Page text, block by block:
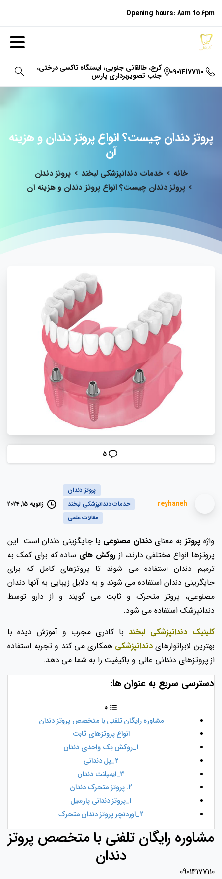
Opening hours: 8am to 6pm
09014177110 کرج، طالقانی جنوبی، ایستگاه تاکسی درختی،
جنب تصویربرداری پارس جستجو
پروتز دندان چیست؟ انواع پروتز دندان و هزینه
آن
خانه خدمات دندانپزشکی لبخند
پروتز دندان
پروتز دندان چیست؟ انواع پروتز دندان و هزینه آن
5
reyhaneh
پروتز دندان
خدمات دندانپزشکی لبخند
مقالات علمی
ژانویه 15, 2024
واژه پروتز به معنای دندان مصنوعی یا جایگزینی دندان است. این
پروتزها انواع مختلفی دارند، از روکش های ساده که برای کمک به
ترمیم دندان استفاده می شوند تا پروتزهای کامل که برای
جایگزینی دندان استفاده می شوند و به دلایل زیبایی به آنها دندان
مصنوعی، پروتز متحرک و ثابت می گویند و از دارو توسط
دندانپزشک استفاده می شود.
کلینیک دندانپزشکی لبخند با کادری مجرب و آموزش دیده با
بهترین لابراتوارهای دندانپزشکی همکاری می کند و تجربه استفاده
از پروتزهای دندانی عالی و باکیفیت را به شما می دهد.
دسترسی سریع به عنوان ها:
مشاوره رایگان تلفنی با متخصص پروتز دندان
انواع پروتزهای ثابت
1_روکش یک واحدی دندان
2_پل دندانی
3_ایمپلنت دندان
2. پروتز متحرک دندان
1_پروتز دندانی پارسیل
2_اوردنچر پروتز دندان متحرک
مشاوره رایگان تلفنی با متخصص پروتز
دندان
09014177110